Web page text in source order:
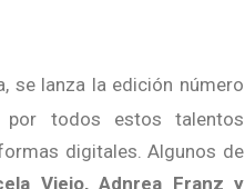
se lanza la edición número
por todos estos talentos
digitales. Algunos de
Viejo, Adnrea Franz y